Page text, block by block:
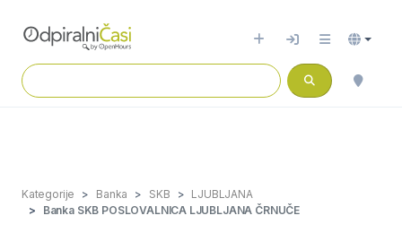
Kategorije Banka SKB
LJUBLJANA
Banka SKB POSLOVALNICA LJUBLJANA ČRNUČE